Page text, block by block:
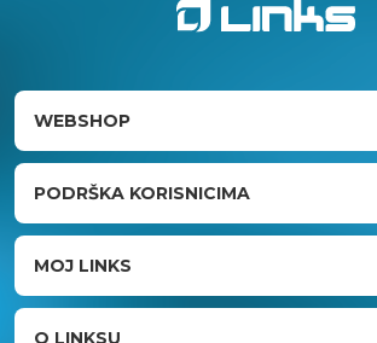
WEBSHOP
PODRŠKA KORISNICIMA
MOJ LINKS
O LINKSU